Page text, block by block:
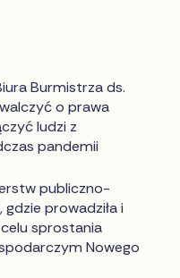
Burmistrza ds.
o prawa
ludzi z
pandemii
publiczno-
prowadziła i
sprostania
Nowego